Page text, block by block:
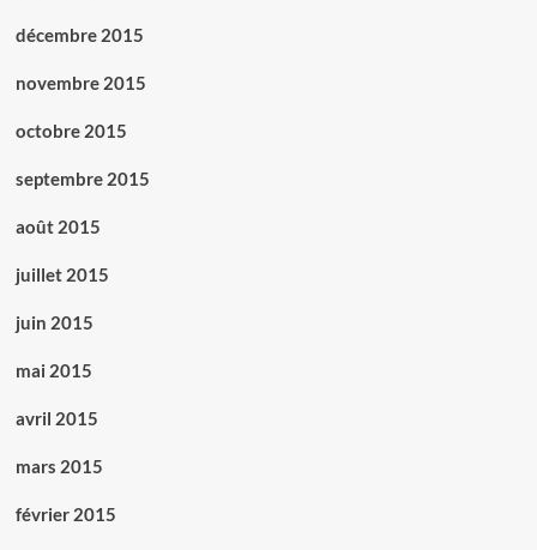
décembre 2015
novembre 2015
octobre 2015
septembre 2015
août 2015
juillet 2015
juin 2015
mai 2015
avril 2015
mars 2015
février 2015